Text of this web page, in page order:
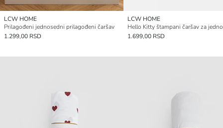
LCW HOME
Prilagođeni jednosedni prilagođeni čaršav
1.299,00 RSD
LCW HOME
1.699,00 RSD